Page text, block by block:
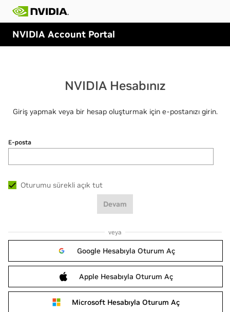
NVIDIA Account Portal
NVIDIA Hesabınız
Giriş yapmak veya bir hesap oluşturmak için e-postanızı girin.
E-posta
Oturumu sürekli açık tut
Devam
veya
Google Hesabıyla Oturum Aç
Apple Hesabıyla Oturum Aç
Microsoft Hesabıyla Oturum Aç